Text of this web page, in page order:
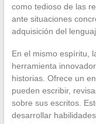
como tedioso de las
ante situaciones
adquisición del
En el mismo espíritu,
herramienta
historias. Ofrece un
pueden escribir,
sobre sus escritos.
desarrollar